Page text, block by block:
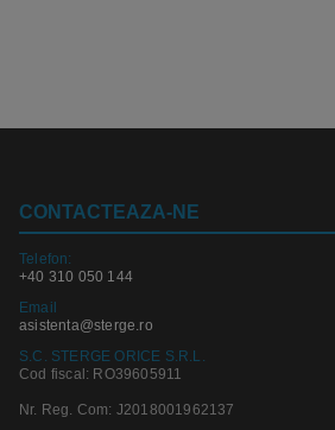
CONTACTEAZA-NE
Telefon:
+40 310 050 144
Email
asistenta@sterge.ro
S.C. STERGE ORICE S.R.L.
Cod fiscal: RO39605911
Nr. Reg. Com: J2018001962137